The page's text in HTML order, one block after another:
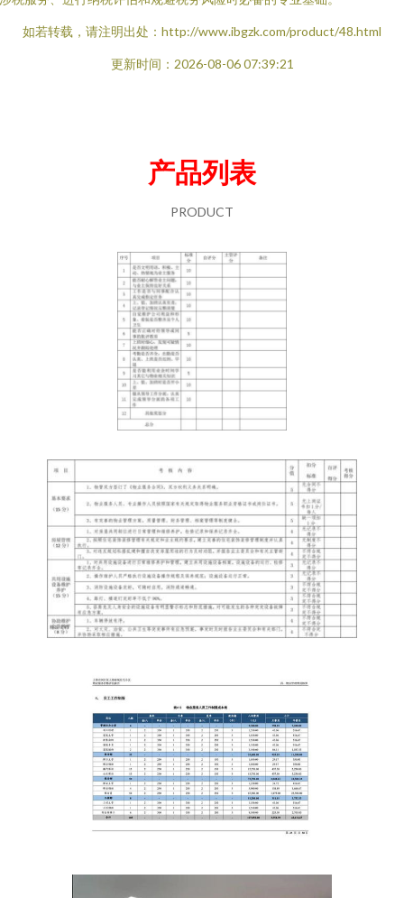
如若转载，请注明出处：http://www.ibgzk.com/product/48.html
更新时间：2026-08-06 07:39:21
产品列表
PRODUCT